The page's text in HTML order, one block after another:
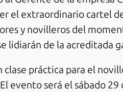
el extraordinario cartel
y novilleros del
lidiarán de la acreditada
práctica para el
evento será el sábado